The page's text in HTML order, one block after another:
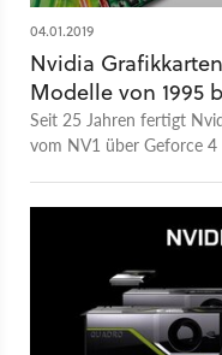
04.01.2019
Nvidia
Modelle von 1995
Seit 25 Jahren fertigt
vom NV1 über Geforce